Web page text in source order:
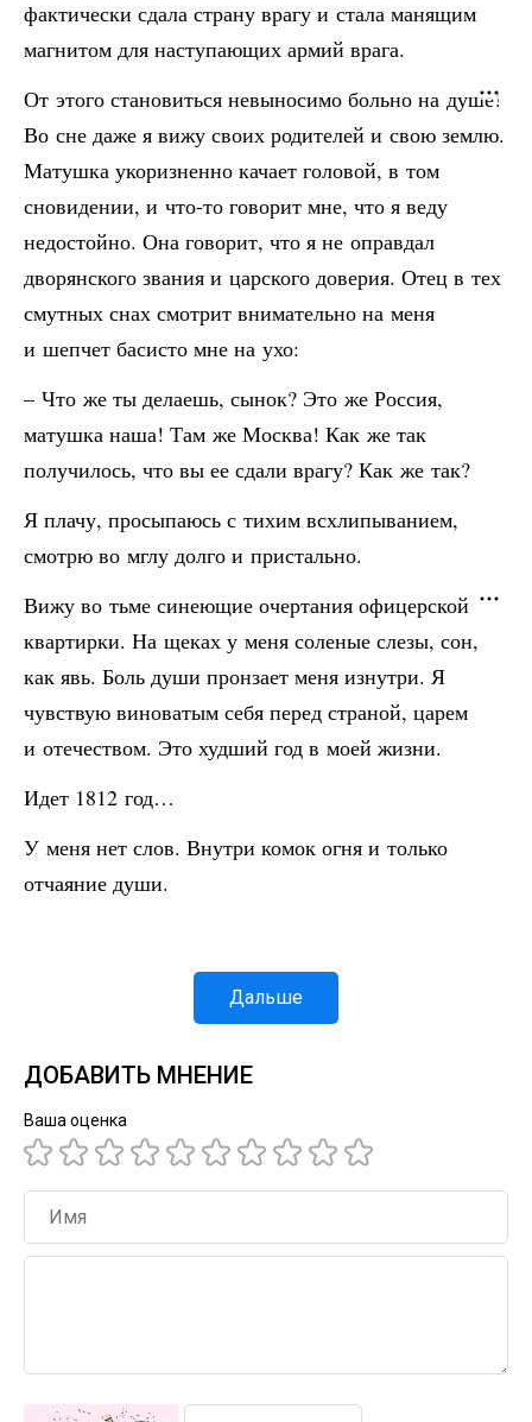
фактически сдала страну врагу и стала манящим
магнитом для наступающих армий врага.
От этого становиться невыносимо больно на душе!
Во сне даже я вижу своих родителей и свою землю.
Матушка укоризненно качает головой, в том
сновидении, и что-то говорит мне, что я веду
недостойно. Она говорит, что я не оправдал
дворянского звания и царского доверия. Отец в тех
смутных снах смотрит внимательно на меня
и шепчет басисто мне на ухо:
– Что же ты делаешь, сынок? Это же Россия,
матушка наша! Там же Москва! Как же так
получилось, что вы ее сдали врагу? Как же так?
Я плачу, просыпаюсь с тихим всхлипыванием,
смотрю во мглу долго и пристально.
Вижу во тьме синеющие очертания офицерской
квартирки. На щеках у меня соленые слезы, сон,
как явь. Боль души пронзает меня изнутри. Я
чувствую виноватым себя перед страной, царем
и отечеством. Это худший год в моей жизни.
Идет 1812 год…
У меня нет слов. Внутри комок огня и только
отчаяние души.
Дальше
ДОБАВИТЬ МНЕНИЕ
Ваша оценка